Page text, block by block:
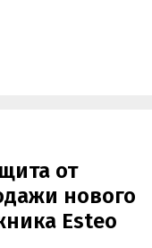
от
нового
Esteo